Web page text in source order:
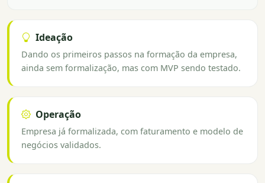
Ideação
Dando os primeiros passos na formação da empresa,
ainda sem formalização, mas com MVP sendo testado.
Operação
Empresa já formalizada, com faturamento e modelo de
negócios validados.